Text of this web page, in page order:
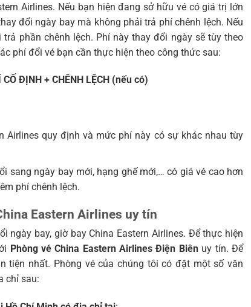
Airlines. Nếu bạn hiện đang sở hữu vé có giá trị lớn
đổi ngày bay mà không phải trả phí chênh lệch. Nếu
phần chênh lệch. Phí này thay đổi ngày sẽ tùy theo
phí đổi vé bạn cần thực hiện theo công thức sau:
CỐ ĐỊNH + CHÊNH LỆCH (nếu có)
Airlines quy định và mức phí này có sự khác nhau tùy
sang ngày bay mới, hạng ghế mới,… có giá vé cao hơn
phí chênh lệch.
Eastern Airlines uy tín
ngày bay, giờ bay China Eastern Airlines. Để thực hiện
Phòng vé China Eastern Airlines Điện Biênuy tín. Để
tiện nhất. Phòng vé của chúng tôi có đặt một số văn
chỉ sau: